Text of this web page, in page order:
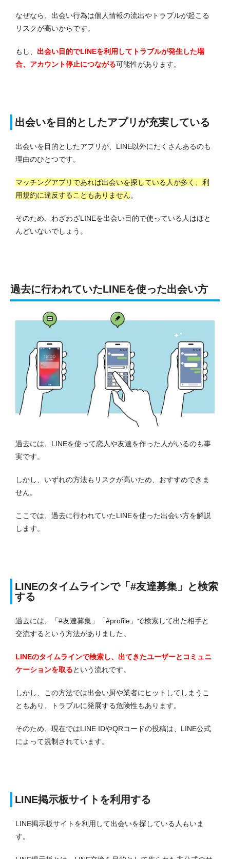
なぜなら、出会い行為は個人情報の流出やトラブルが起こる
リスクが高いからです。
もし、 出会い目的でLINEを利用してトラブルが発生した場
合、アカウント停止につながる可能性があります。
出会いを目的としたアプリが充実している
出会いを目的としたアプリが、LINE以外にたくさんあるのも
理由のひとつです。
マッチングアプリであれば出会いを探している人が多く、利
用規約に違反することもありません。
そのため、わざわざLINEを出会い目的で使っている人はほと
んどいないでしょう。
過去に行われていたLINEを使った出会い方
過去には、LINEを使って恋人や友達を作った人がいるのも事
実です。
しかし、いずれの方法もリスクが高いため、おすすめできま
せん。
ここでは、過去に行われていたLINEを使った出会い方を解説
します。
LINEのタイムラインで「#友達募集」と検索
する
過去には、「#友達募集」「#profile」で検索して出た相手と
交流するという方法がありました。
LINEのタイムラインで検索し、出てきたユーザーとコミュニ
ケーションを取るという流れです。
しかし、この方法では出会い厨や業者にヒットしてしまうこ
ともあり、トラブルに発展する危険性もあります。
そのため、現在ではLINE IDやQRコードの投稿は、LINE公式
によって規制されています。
LINE掲示板サイトを利用する
LINE掲示板サイトを利用して出会いを探している人もいま
す。